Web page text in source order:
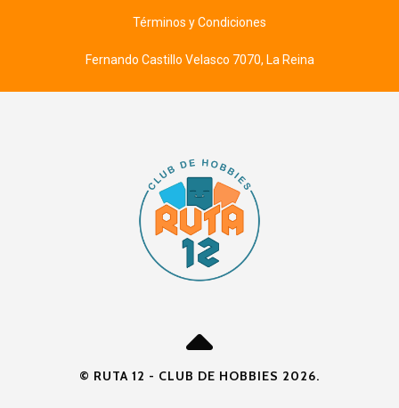
Términos y Condiciones
Fernando Castillo Velasco 7070, La Reina
© RUTA 12 - CLUB DE HOBBIES 2026.